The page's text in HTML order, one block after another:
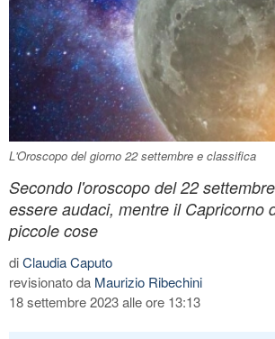
L'Oroscopo del giorno 22 settembre e classifica
Secondo l'oroscopo del 22
essere audaci, mentre il Capricorno
piccole cose
diClaudia Caputo
revisionato da Maurizio Ribechini
18 settembre 2023 alle ore 13:13